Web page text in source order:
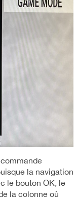
la navigation
le bouton OK, le
la colonne où